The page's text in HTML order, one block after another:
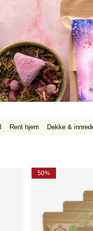
Rent hjem Dekke &
50%